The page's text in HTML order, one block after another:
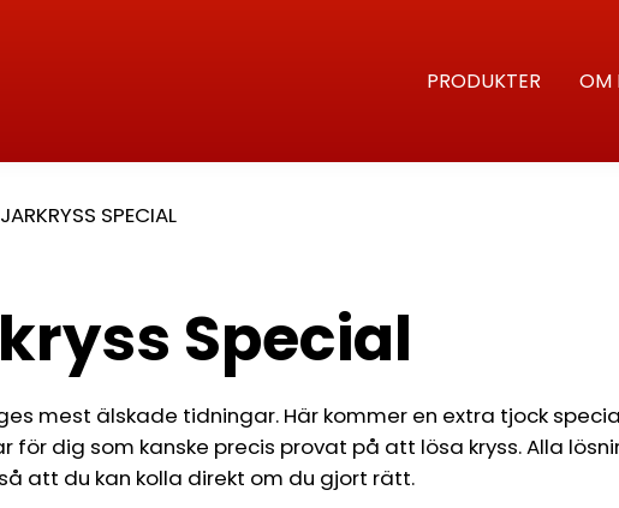
PRODUKTER OM
SPECIAL
Special
mest älskade tidningar. Här kommer en extra tjock
för dig som kanske precis provat på att lösa kryss. Alla
att du kan kolla direkt om du gjort rätt.